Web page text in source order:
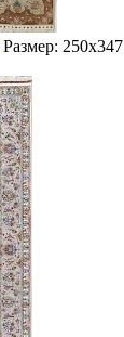
Размер: 250х347